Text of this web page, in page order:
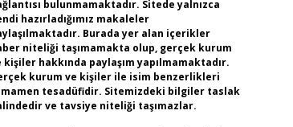
bulunmamaktadır. Sitede yalnızca
hazırladığımız makaleler
Burada yer alan içerikler
niteliği taşımamakta olup, gerçek kurum
kişiler hakkında paylaşım yapılmamaktadır.
kurum ve kişiler ile isim benzerlikleri
tesadüfidir. Sitemizdeki bilgiler taslak
ve tavsiye niteliği taşımazlar.